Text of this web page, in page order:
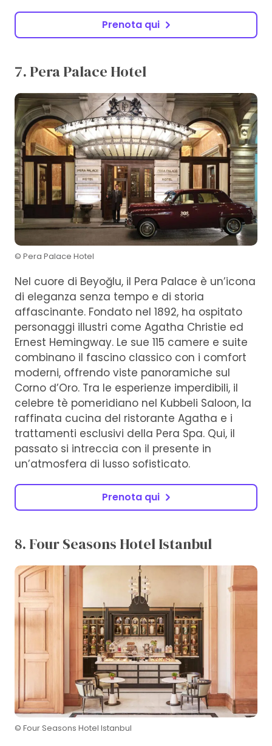
Prenota qui
7. Pera Palace Hotel
© Pera Palace Hotel
Nel cuore di Beyoğlu, il Pera Palace è un’icona
di eleganza senza tempo e di storia
affascinante. Fondato nel 1892, ha ospitato
personaggi illustri come Agatha Christie ed
Ernest Hemingway. Le sue 115 camere e suite
combinano il fascino classico con i comfort
moderni, offrendo viste panoramiche sul
Corno d’Oro. Tra le esperienze imperdibili, il
celebre tè pomeridiano nel Kubbeli Saloon, la
raffinata cucina del ristorante Agatha e i
trattamenti esclusivi della Pera Spa. Qui, il
passato si intreccia con il presente in
un’atmosfera di lusso sofisticato.
Prenota qui
8. Four Seasons Hotel Istanbul
© Four Seasons Hotel Istanbul